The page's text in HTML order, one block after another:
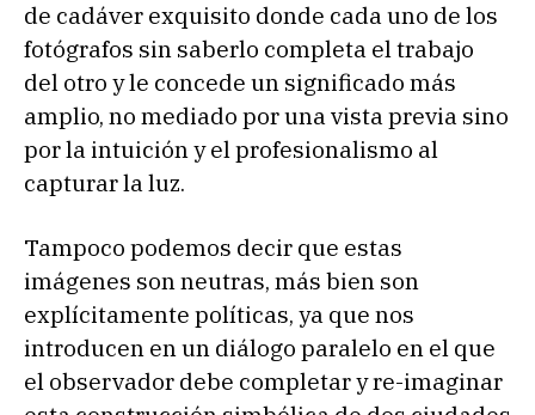
de cadáver exquisito donde cada uno de los
fotógrafos sin saberlo completa el trabajo
del otro y le concede un significado más
amplio, no mediado por una vista previa sino
por la intuición y el profesionalismo al
capturar la luz.
Tampoco podemos decir que estas
imágenes son neutras, más bien son
explícitamente políticas, ya que nos
introducen en un diálogo paralelo en el que
el observador debe completar y re-imaginar